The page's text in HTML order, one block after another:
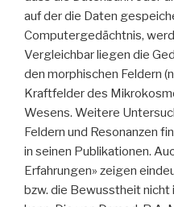
auf der die Daten
Computergedächtnis,
Vergleichbar liegen die
den morphischen Feldern
Kraftfelder des
Wesens. Weitere
Feldern und Resonanzen
in seinen Publikationen.
Erfahrungen» zeigen
bzw. die Bewusstheit nicht